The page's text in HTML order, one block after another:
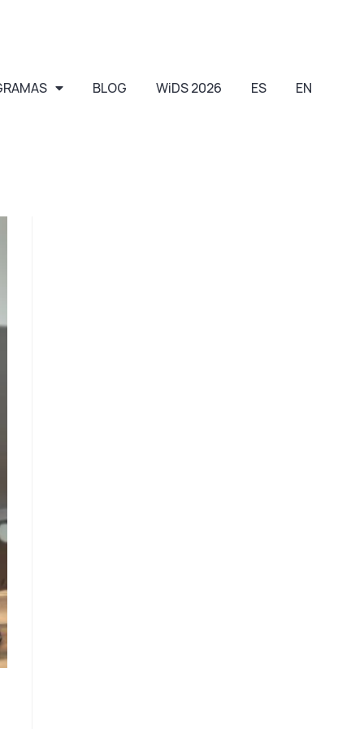
BLOG WiDS 2026 ES EN